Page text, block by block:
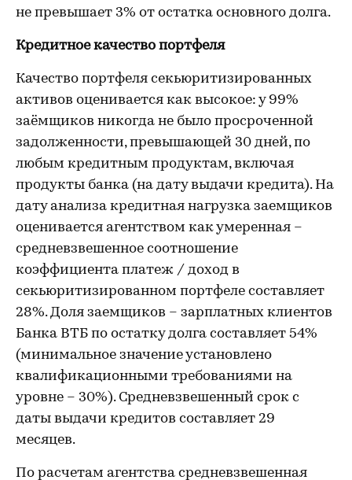
не превышает 3% от остатка основного долга.
Кредитное качество портфеля
Качество портфеля секьюритизированных
активов оценивается как высокое: у 99%
заёмщиков никогда не было просроченной
задолженности, превышающей 30 дней, по
любым кредитным продуктам, включая
продукты банка (на дату выдачи кредита). На
дату анализа кредитная нагрузка заемщиков
оценивается агентством как умеренная –
средневзвешенное соотношение
коэффициента платеж / доход в
секьюритизированном портфеле составляет
28%. Доля заемщиков – зарплатных клиентов
Банка ВТБ по остатку долга составляет 54%
(минимальное значение установлено
квалификационными требованиями на
уровне – 30%). Средневзвешенный срок с
даты выдачи кредитов составляет 29
месяцев.
По расчетам агентства средневзвешенная